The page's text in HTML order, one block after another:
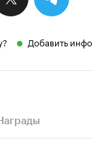
Добавить инфо